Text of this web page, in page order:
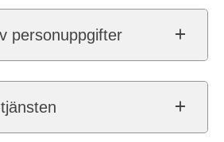
personuppgifter